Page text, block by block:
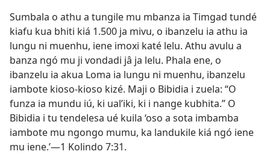
Sumbala o athu a tungile mu mbanza ia Timgad tundé
kiafu kua bhiti kiá 1.500 ja mivu, o ibanzelu ia athu ia
lungu ni muenhu, iene imoxi katé lelu. Athu avulu a
banza ngó mu ji vondadi jâ ja lelu. Phala ene, o
ibanzelu ia akua Loma ia lungu ni muenhu, ibanzelu
iambote kioso-kioso kizé. Maji o Bibidia i zuela: “O
funza ia mundu iú, ki ual’iki, ki i nange kubhita.” O
Bibidia i tu tendelesa ué kuila ‘oso a sota imbamba
iambote mu ngongo mumu, ka landukile kiá ngó iene
mu iene.’—1 Kolindo 7:31.